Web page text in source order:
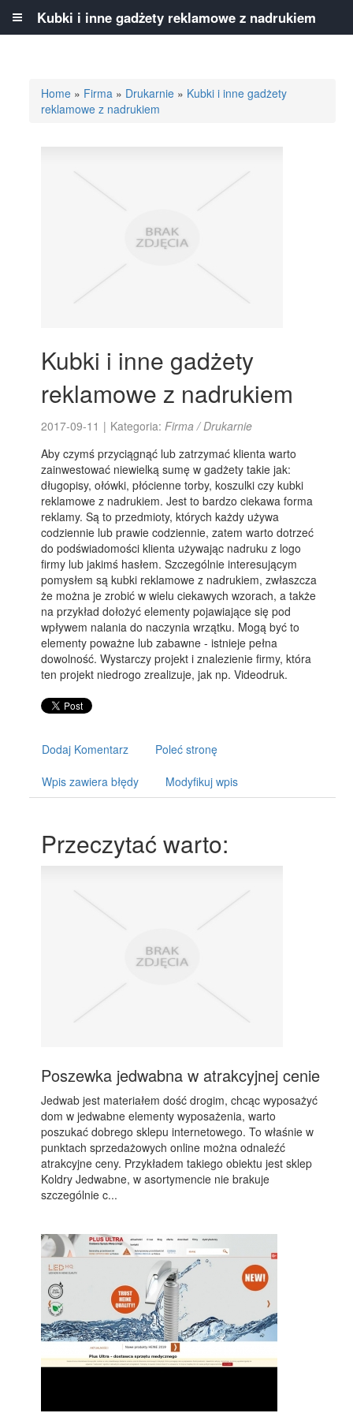
Home » Firma » Drukarnie » Kubki i inne gadżety
reklamowe z nadrukiem
Kubki i inne gadżety
reklamowe z nadrukiem
2017-09-11 | Kategoria:Firma / Drukarnie
Aby czymś przyciągnąć lub zatrzymać klienta warto
zainwestować niewielką sumę w gadżety takie jak:
długopisy, ołówki, płócienne torby, koszulki czy kubki
reklamowe z nadrukiem. Jest to bardzo ciekawa forma
reklamy. Są to przedmioty, których każdy używa
codziennie lub prawie codziennie, zatem warto dotrzeć
do podświadomości klienta używając nadruku z logo
firmy lub jakimś hasłem. Szczególnie interesującym
pomysłem są kubki reklamowe z nadrukiem, zwłaszcza
że można je zrobić w wielu ciekawych wzorach, a także
na przykład dołożyć elementy pojawiające się pod
wpływem nalania do naczynia wrzątku. Mogą być to
elementy poważne lub zabawne - istnieje pełna
dowolność. Wystarczy projekt i znalezienie firmy, która
ten projekt niedrogo zrealizuje, jak np. Videodruk.
Dodaj Komentarz Poleć stronę
Wpis zawiera błędy Modyfikuj wpis
Przeczytać warto:
Poszewka jedwabna w atrakcyjnej cenie
Jedwab jest materiałem dość drogim, chcąc wyposażyć
dom w jedwabne elementy wyposażenia, warto
poszukać dobrego sklepu internetowego. To właśnie w
punktach sprzedażowych online można odnaleźć
atrakcyjne ceny. Przykładem takiego obiektu jest sklep
Koldry Jedwabne, w asortymencie nie brakuje
szczególnie c...
Kubki i inne gadżety reklamowe z nadrukiem